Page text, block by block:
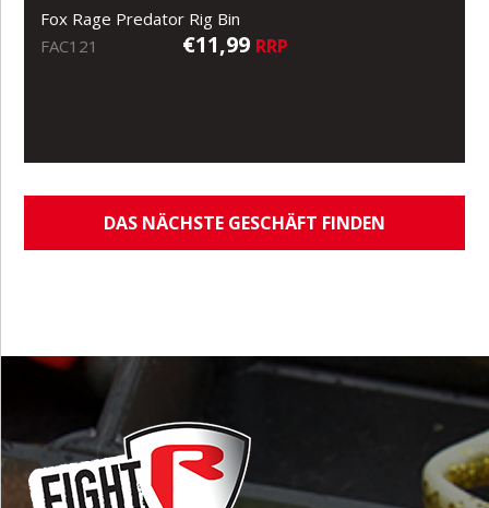
Fox Rage Predator Rig Bin
FAC121
€11,99 RRP
DAS NÄCHSTE GESCHÄFT FINDEN